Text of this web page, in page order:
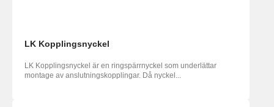
LK Kopplingsnyckel
LK Kopplingsnyckel är en ringspärrnyckel som underlättar
montage av anslutningskopplingar. Då nyckel...